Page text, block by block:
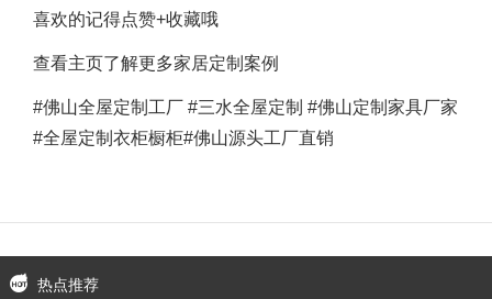
喜欢的记得点赞+收藏哦
查看主页了解更多家居定制案例
#佛山全屋定制工厂 #三水全屋定制 #佛山定制家具厂家
#全屋定制衣柜橱柜#佛山源头工厂直销
热点推荐